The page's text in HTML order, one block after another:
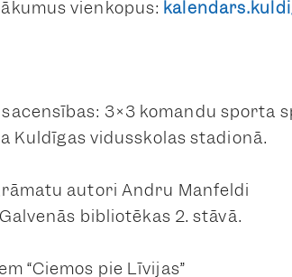
vienkopus:
3×3 komandu sporta
Kuldīgas vidusskolas stadionā.
autori Andru Manfeldi
bibliotēkas 2. stāvā.
“Ciemos pie Līvijas”